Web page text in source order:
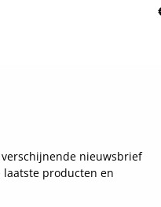
nieuwsbrief
producten en